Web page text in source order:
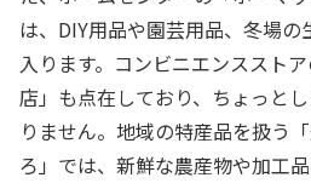
は、DIY用品や園芸用品、冬場
入ります。コンビニエンススト
店」も点在しており、ちょっと
りません。地域の特産品を扱う
ろ」では、新鮮な農産物や加工品